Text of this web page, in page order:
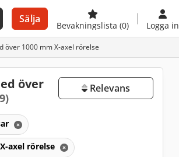
Sälja
Bevakningslista (0) Logga in
över 1000 mm X-axel rörelse
över
Relevans
axel rörelse